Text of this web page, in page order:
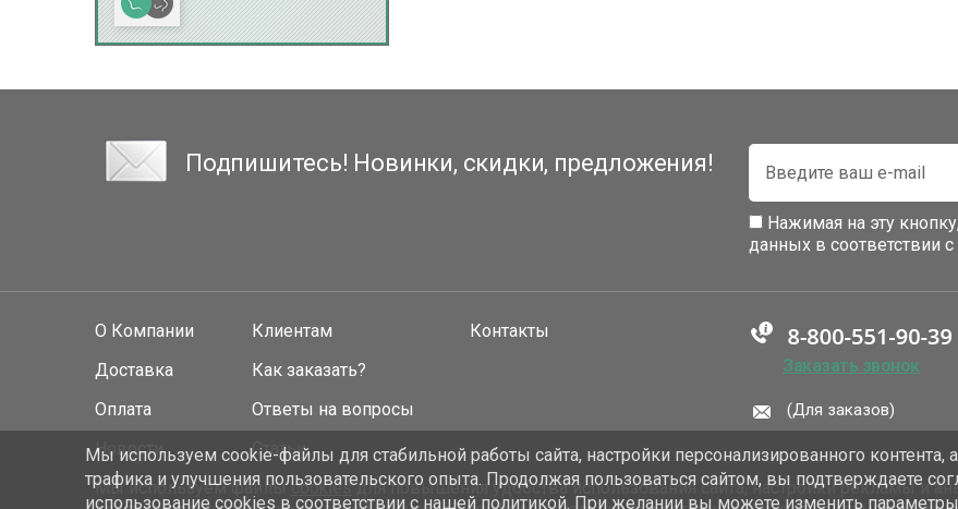
Подпишитесь! Новинки, скидки, предложения!
Нажимая на эту
данных в соответствии
О Компании
Доставка
Оплата
Новости
Клиентам
Как заказать?
Ответы на вопросы
Статьи
Контакты
Заказать звонок
(Для заказов)
Мы используем файлыcookiesдля повышения удобства использования сайта, настройки рекламы и
Мы используем cookie-файлы для стабильной работы сайта, настройки персонализированного контента,
трафика и улучшения пользовательского опыта. Продолжая пользоваться сайтом, вы подтверждаете
использование cookies в соответствии с нашей политикой. При желании вы можете изменить параметры